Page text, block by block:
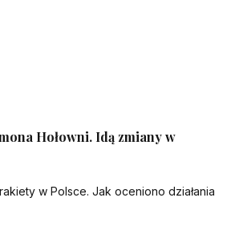
Hołowni. Idą zmiany w